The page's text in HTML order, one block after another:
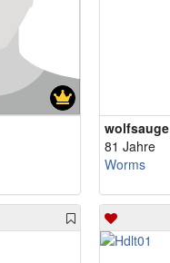
wolfsauge
81 Jahre
Worms